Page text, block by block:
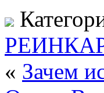
« Зачем